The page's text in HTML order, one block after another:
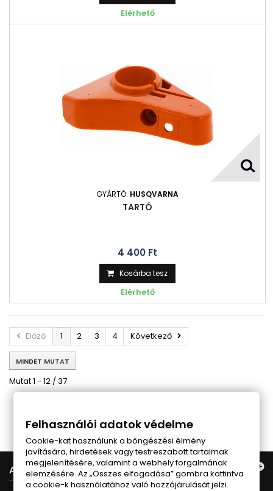
Elérhető
GYÁRTÓ: HUSQVARNA
TARTÓ
4 400 Ft‎
Kosárba tesz
Elérhető
Előző 1 2 3 4 Következő
MINDET MUTAT
Mutat 1 - 12 / 37
AJÁNLATUNK
Felhasználói adatok védelme
Cookie-kat használunk a böngészési élmény
javítására, hirdetések vagy testreszabott tartalmak
megjelenítésére, valamint a webhely forgalmának
elemzésére. Az „Összes elfogadása” gombra kattintva
a cookie-k használatához való hozzájárulását jelzi.